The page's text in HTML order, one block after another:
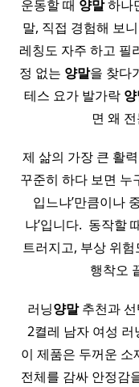
운동할 때 양말하나
말, 직접 경험해 보
레칭도 자주 하고 필
정 없는 양말을 찾다
테스 요가 발가락
면 왜
제 삶의 가장 큰 활
꾸준히 하다 보면 누
입느냐’만큼이나
냐’입니다. ​ 동작할
트러지고, 부상 위
행착오
​ ​ 러닝양말추천과 선
2켤레 남자 여성
이 제품은 두꺼운
전체를 감싸 안정감